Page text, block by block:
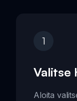
1
Valitse
Aloita